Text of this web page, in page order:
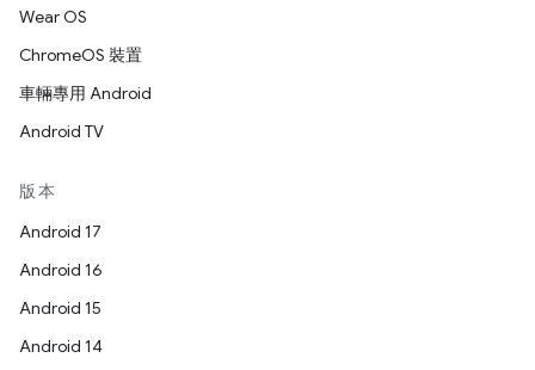
Wear OS
ChromeOS 裝置
車輛專用 Android
Android TV
版本
Android 17
Android 16
Android 15
Android 14